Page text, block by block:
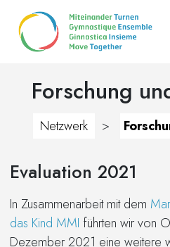
Forschung
Netzwerk >
Evaluation 2021
In Zusammenarbeit mit dem
das Kind MMI führten wir von
Dezember 2021 eine weitere